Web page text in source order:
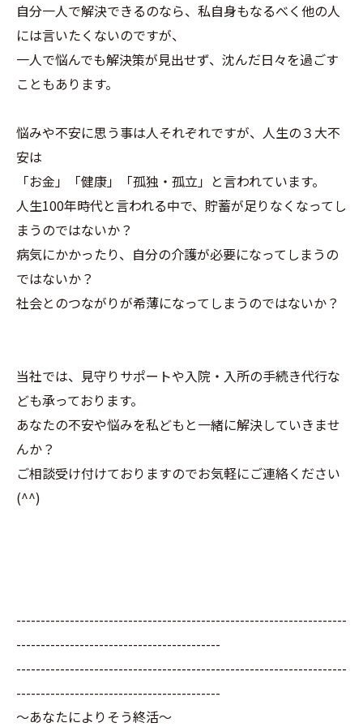
自分一人で解決できるのなら、私自身もなるべく他の人
には言いたくないのですが、
一人で悩んでも解決策が見出せず、沈んだ日々を過ごす
こともあります。
悩みや不安に思う事は人それぞれですが、人生の３大不
安は
「お金」「健康」「孤独・孤立」と言われています。
人生100年時代と言われる中で、貯蓄が足りなくなってし
まうのではないか？
病気にかかったり、自分の介護が必要になってしまうの
ではないか？
社会とのつながりが希薄になってしまうのではないか？
当社では、見守りサポートや入院・入所の手続き代行な
ども承っております。
あなたの不安や悩みを私どもと一緒に解決していきませ
んか？
ご相談受け付けておりますのでお気軽にご連絡ください
(^^)
--------------------------------------------------------------------
------------------------------------------
--------------------------------------------------------------------
------------------------------------------
～あなたによりそう終活～